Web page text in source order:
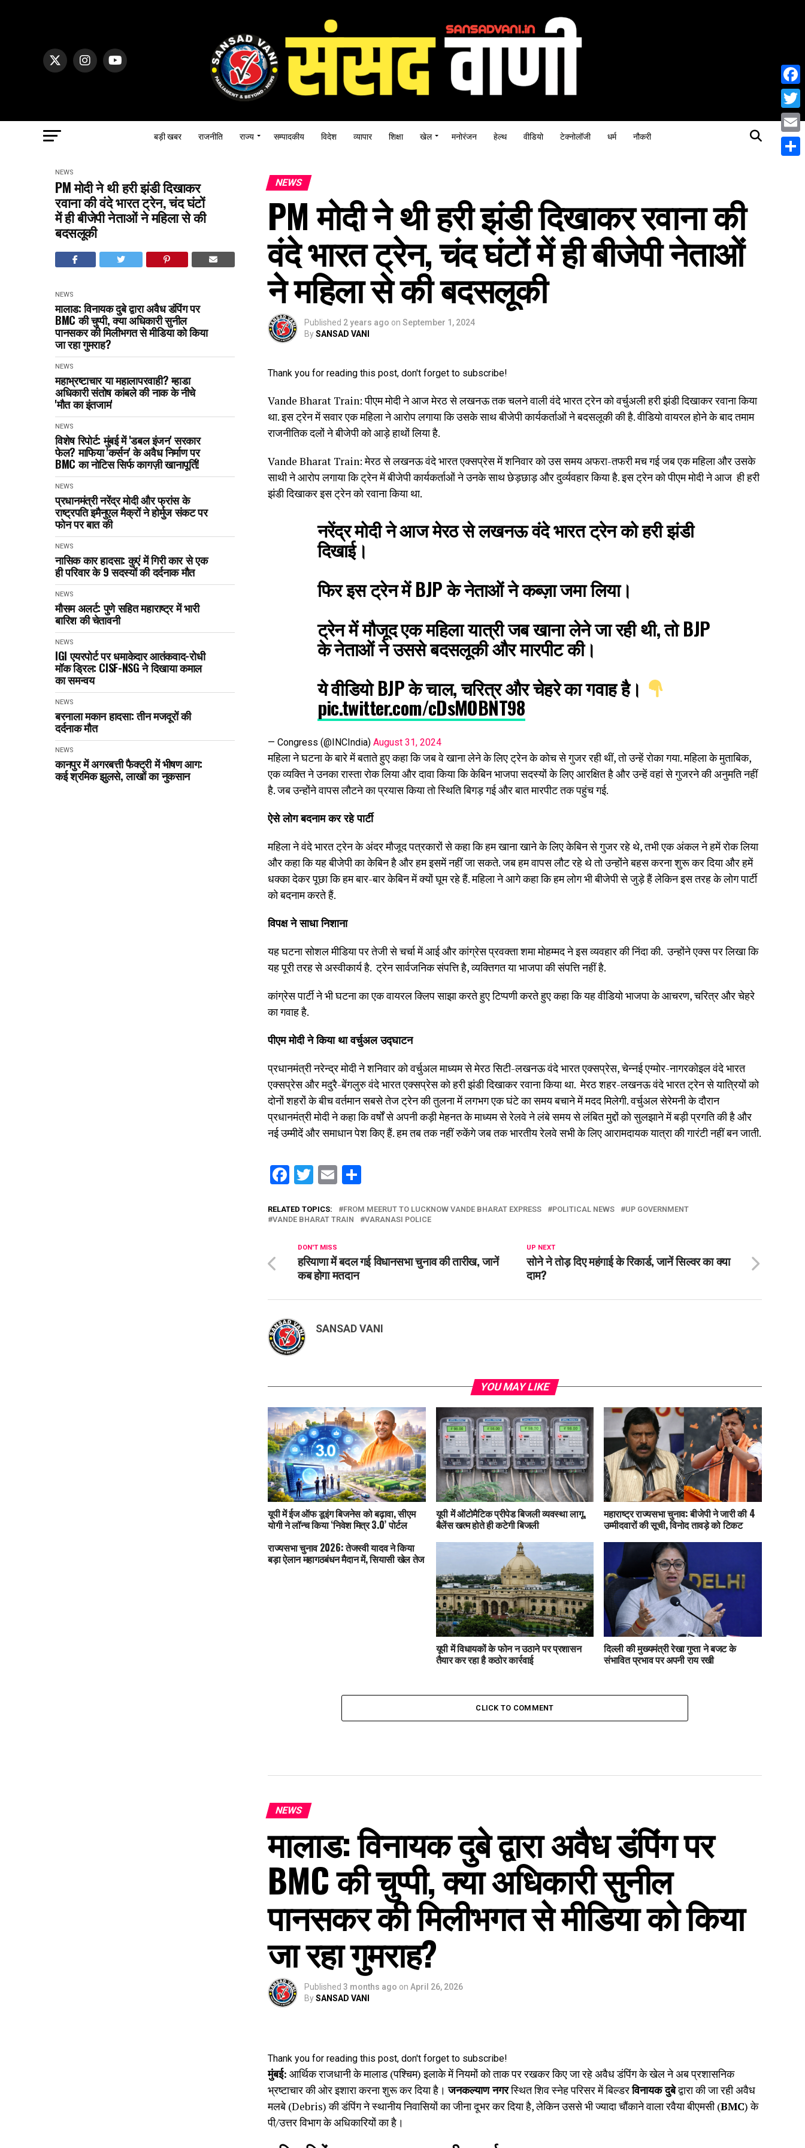
बड़ी खबर राजनीति राज्य सम्पादकीय विदेश व्यापार शिक्षा खेल मनोरंजन हेल्थ वीडियो टेक्नोलॉजी धर्म नौकरी
NEWS
PM मोदी ने थी हरी झंडी दिखाकर
रवाना की वंदे भारत ट्रेन, चंद घंटों
में ही बीजेपी नेताओं ने महिला से की
बदसलूकी
NEWS
मालाड: विनायक दुबे द्वारा अवैध डंपिंग पर
BMC की चुप्पी, क्या अधिकारी सुनील
पानसकर की मिलीभगत से मीडिया को किया
जा रहा गुमराह?
NEWS
महाभ्रष्टाचार या महालापरवाही? म्हाडा
अधिकारी संतोष कांबले की नाक के नीचे
'मौत का इंतजाम'
NEWS
विशेष रिपोर्ट: मुंबई में 'डबल इंजन' सरकार
फेल? माफिया 'कर्सन' के अवैध निर्माण पर
BMC का नोटिस सिर्फ कागज़ी खानापूर्ति!
NEWS
प्रधानमंत्री नरेंद्र मोदी और फ्रांस के
राष्ट्रपति इमैनुएल मैक्रों ने होर्मुज संकट पर
फोन पर बात की
NEWS
नासिक कार हादसा: कुएं में गिरी कार से एक
ही परिवार के 9 सदस्यों की दर्दनाक मौत
NEWS
मौसम अलर्ट: पुणे सहित महाराष्ट्र में भारी
बारिश की चेतावनी
NEWS
IGI एयरपोर्ट पर धमाकेदार आतंकवाद-रोधी
मॉक ड्रिल: CISF-NSG ने दिखाया कमाल
का समन्वय
NEWS
बरनाला मकान हादसा: तीन मजदूरों की
दर्दनाक मौत
NEWS
कानपुर में अगरबत्ती फैक्ट्री में भीषण आग:
कई श्रमिक झुलसे, लाखों का नुकसान
NEWS
PM मोदी ने थी हरी झंडी दिखाकर रवाना की
वंदे भारत ट्रेन, चंद घंटों में ही बीजेपी नेताओं
ने महिला से की बदसलूकी
Published 2 years ago on September 1, 2024
BySANSAD VANI
Thank you for reading this post, don't forget to subscribe!
Vande Bharat Train: पीएम मोदी ने आज मेरठ से लखनऊ तक चलने वाली वंदे भारत ट्रेन को वर्चुअली हरी झंडी दिखाकर रवाना किया
था. इस ट्रेन में सवार एक महिला ने आरोप लगाया कि उसके साथ बीजेपी कार्यकर्ताओं ने बदसलूकी की है. वीडियो वायरल होने के बाद तमाम
राजनीतिक दलों ने बीजेपी को आड़े हाथों लिया है.
Vande Bharat Train: मेरठ से लखनऊ वंदे भारत एक्सप्रेस में शनिवार को उस समय अफरा-तफरी मच गई जब एक महिला और उसके
साथी ने आरोप लगाया कि ट्रेन में बीजेपी कार्यकर्ताओं ने उनके साथ छेड़छाड़ और दुर्व्यवहार किया है. इस ट्रेन को पीएम मोदी ने आज ही हरी
झंडी दिखाकर इस ट्रेन को रवाना किया था.
नरेंद्र मोदी ने आज मेरठ से लखनऊ वंदे भारत ट्रेन को हरी झंडी
दिखाई।
फिर इस ट्रेन में BJP के नेताओं ने कब्ज़ा जमा लिया।
ट्रेन में मौजूद एक महिला यात्री जब खाना लेने जा रही थी, तो BJP
के नेताओं ने उससे बदसलूकी और मारपीट की।
ये वीडियो BJP के चाल, चरित्र और चेहरे का गवाह है।
pic.twitter.com/cDsMOBNT98
— Congress (@INCIndia) August 31, 2024
महिला ने घटना के बारे में बताते हुए कहा कि जब वे खाना लेने के लिए ट्रेन के कोच से गुजर रही थीं, तो उन्हें रोका गया. महिला के मुताबिक,
एक व्यक्ति ने उनका रास्ता रोक लिया और दावा किया कि केबिन भाजपा सदस्यों के लिए आरक्षित है और उन्हें वहां से गुजरने की अनुमति नहीं
है. जब उन्होंने वापस लौटने का प्रयास किया तो स्थिति बिगड़ गई और बात मारपीट तक पहुंच गई.
ऐसे लोग बदनाम कर रहे पार्टी
महिला ने वंदे भारत ट्रेन के अंदर मौजूद पत्रकारों से कहा कि हम खाना खाने के लिए केबिन से गुजर रहे थे, तभी एक अंकल ने हमें रोक लिया
और कहा कि यह बीजेपी का केबिन है और हम इसमें नहीं जा सकते. जब हम वापस लौट रहे थे तो उन्होंने बहस करना शुरू कर दिया और हमें
धक्का देकर पूछा कि हम बार-बार केबिन में क्यों घूम रहे हैं. महिला ने आगे कहा कि हम लोग भी बीजेपी से जुड़े हैं लेकिन इस तरह के लोग पार्टी
को बदनाम करते हैं.
विपक्ष ने साधा निशाना
यह घटना सोशल मीडिया पर तेजी से चर्चा में आई और कांग्रेस प्रवक्ता शमा मोहम्मद ने इस व्यवहार की निंदा की. उन्होंने एक्स पर लिखा कि
यह पूरी तरह से अस्वीकार्य है. ट्रेन सार्वजनिक संपत्ति है, व्यक्तिगत या भाजपा की संपत्ति नहीं है.
कांग्रेस पार्टी ने भी घटना का एक वायरल क्लिप साझा करते हुए टिप्पणी करते हुए कहा कि यह वीडियो भाजपा के आचरण, चरित्र और चेहरे
का गवाह है.
पीएम मोदी ने किया था वर्चुअल उद्घाटन
प्रधानमंत्री नरेन्द्र मोदी ने शनिवार को वर्चुअल माध्यम से मेरठ सिटी-लखनऊ वंदे भारत एक्सप्रेस, चेन्नई एग्मोर-नागरकोइल वंदे भारत
एक्सप्रेस और मदुरै-बेंगलुरु वंदे भारत एक्सप्रेस को हरी झंडी दिखाकर रवाना किया था. मेरठ शहर-लखनऊ वंदे भारत ट्रेन से यात्रियों को
दोनों शहरों के बीच वर्तमान सबसे तेज ट्रेन की तुलना में लगभग एक घंटे का समय बचाने में मदद मिलेगी. वर्चुअल सेरेमनी के दौरान
प्रधानमंत्री मोदी ने कहा कि वर्षों से अपनी कड़ी मेहनत के माध्यम से रेलवे ने लंबे समय से लंबित मुद्दों को सुलझाने में बड़ी प्रगति की है और
नई उम्मीदें और समाधान पेश किए हैं. हम तब तक नहीं रुकेंगे जब तक भारतीय रेलवे सभी के लिए आरामदायक यात्रा की गारंटी नहीं बन जाती.
Facebook
Twitter
Email
RELATED TOPICS: FROM MEERUT TO LUCKNOW VANDE BHARAT EXPRESS POLITICAL NEWS
UP GOVERNMENT
VANDE BHARAT TRAIN
VARANASI POLICE
UP NEXT
सोने ने तोड़ दिए महंगाई के रिकार्ड, जानें सिल्वर का क्या
दाम?
DON'T MISS
हरियाणा में बदल गई विधानसभा चुनाव की तारीख, जानें
कब होगा मतदान
SANSAD VANI
YOU MAY LIKE
यूपी में ईज ऑफ डूइंग बिजनेस को बढ़ावा, सीएम
योगी ने लॉन्च किया ‘निवेश मित्र 3.0’ पोर्टल
यूपी में ऑटोमैटिक प्रीपेड बिजली व्यवस्था लागू,
बैलेंस खत्म होते ही कटेगी बिजली
महाराष्ट्र राज्यसभा चुनाव: बीजेपी ने जारी की 4
उम्मीदवारों की सूची, विनोद तावड़े को टिकट
राज्यसभा चुनाव 2026: तेजस्वी यादव ने किया
बड़ा ऐलान महागठबंधन मैदान में, सियासी खेल तेज
यूपी में विधायकों के फोन न उठाने पर प्रशासन
तैयार कर रहा है कठोर कार्रवाई
दिल्ली की मुख्यमंत्री रेखा गुप्ता ने बजट के
संभावित प्रभाव पर अपनी राय रखी
CLICK TO COMMENT
NEWS
मालाड: विनायक दुबे द्वारा अवैध डंपिंग पर
BMC की चुप्पी, क्या अधिकारी सुनील
पानसकर की मिलीभगत से मीडिया को किया
जा रहा गुमराह?
Published 3 months ago on April 26, 2026
BySANSAD VANI
Thank you for reading this post, don't forget to subscribe!
मुंबई: आर्थिक राजधानी के मालाड (पश्चिम) इलाके में नियमों को ताक पर रखकर किए जा रहे अवैध डंपिंग के खेल ने अब प्रशासनिक
भ्रष्टाचार की ओर इशारा करना शुरू कर दिया है।जनकल्याण नगरस्थित शिव स्नेह परिसर में बिल्डरविनायक दुबेद्वारा की जा रही अवैध
मलबे (Debris) की डंपिंग ने स्थानीय निवासियों का जीना दूभर कर दिया है, लेकिन उससे भी ज्यादा चौंकाने वाला रवैया बीएमसी (BMC) के
पी/उत्तर विभाग के अधिकारियों का है।
Email